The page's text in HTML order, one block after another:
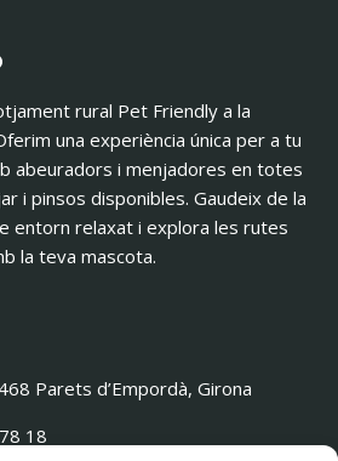
rural Pet Friendly a la
una experiència única per a tu
abeuradors i menjadores en totes
i pinsos disponibles. Gaudeix de la
entorn relaxat i explora les rutes
la teva mascota.
Parets d’Empordà, Girona
18